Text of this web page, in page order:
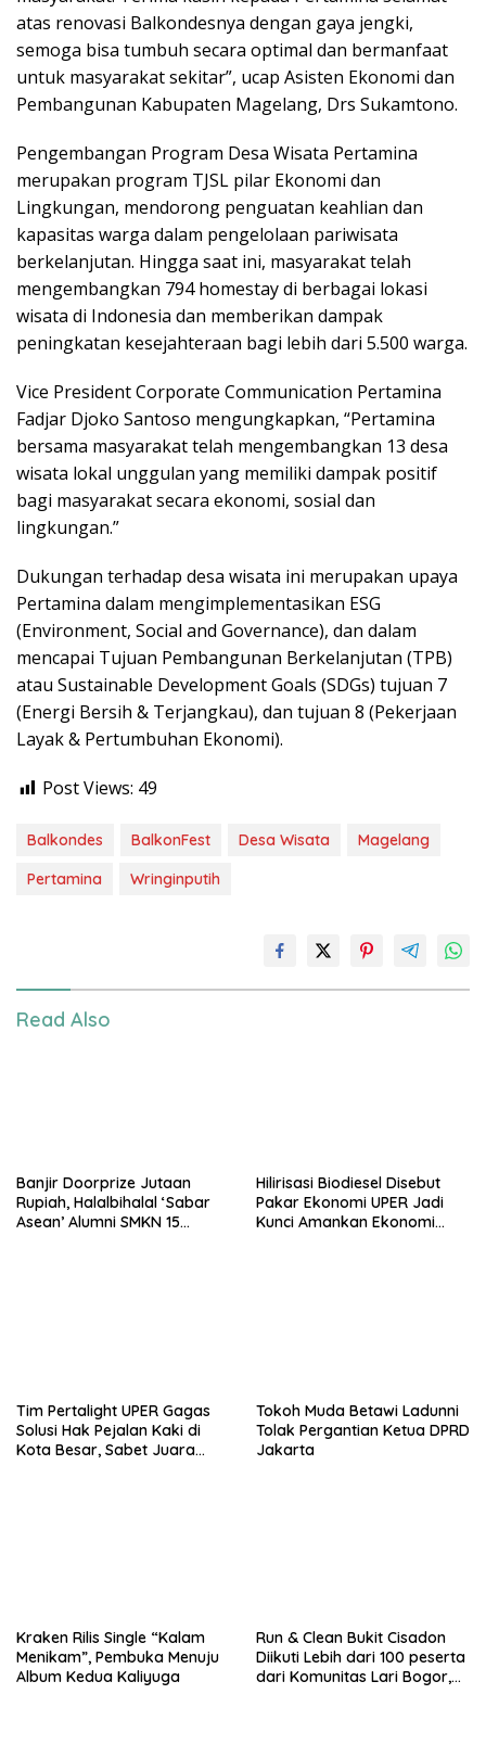
atas renovasi Balkondesnya dengan gaya jengki,
semoga bisa tumbuh secara optimal dan bermanfaat
untuk masyarakat sekitar”, ucap Asisten Ekonomi dan
Pembangunan Kabupaten Magelang, Drs Sukamtono.
Pengembangan Program Desa Wisata Pertamina
merupakan program TJSL pilar Ekonomi dan
Lingkungan, mendorong penguatan keahlian dan
kapasitas warga dalam pengelolaan pariwisata
berkelanjutan. Hingga saat ini, masyarakat telah
mengembangkan 794 homestay di berbagai lokasi
wisata di Indonesia dan memberikan dampak
peningkatan kesejahteraan bagi lebih dari 5.500 warga.
Vice President Corporate Communication Pertamina
Fadjar Djoko Santoso mengungkapkan, “Pertamina
bersama masyarakat telah mengembangkan 13 desa
wisata lokal unggulan yang memiliki dampak positif
bagi masyarakat secara ekonomi, sosial dan
lingkungan.”
Dukungan terhadap desa wisata ini merupakan upaya
Pertamina dalam mengimplementasikan ESG
(Environment, Social and Governance), dan dalam
mencapai Tujuan Pembangunan Berkelanjutan (TPB)
atau Sustainable Development Goals (SDGs) tujuan 7
(Energi Bersih & Terjangkau), dan tujuan 8 (Pekerjaan
Layak & Pertumbuhan Ekonomi).
Post Views: 49
Balkondes BalkonFest Desa Wisata
Magelang
Pertamina
Wringinputih
Read Also
Banjir Doorprize Jutaan
Rupiah, Halalbihalal ‘Sabar
Asean’ Alumni SMKN 15
Hilirisasi Biodiesel Disebut
Pakar Ekonomi UPER Jadi
Kunci Amankan Ekonomi
Tim Pertalight UPER Gagas
Solusi Hak Pejalan Kaki di
Kota Besar, Sabet Juara
Tokoh Muda Betawi Ladunni
Tolak Pergantian Ketua DPRD
Jakarta
Kraken Rilis Single “Kalam
Menikam”, Pembuka Menuju
Album Kedua Kaliyuga
Run & Clean Bukit Cisadon
Diikuti Lebih dari 100 peserta
dari Komunitas Lari Bogor,